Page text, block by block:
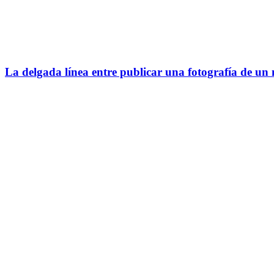
La delgada línea entre publicar una fotografía de